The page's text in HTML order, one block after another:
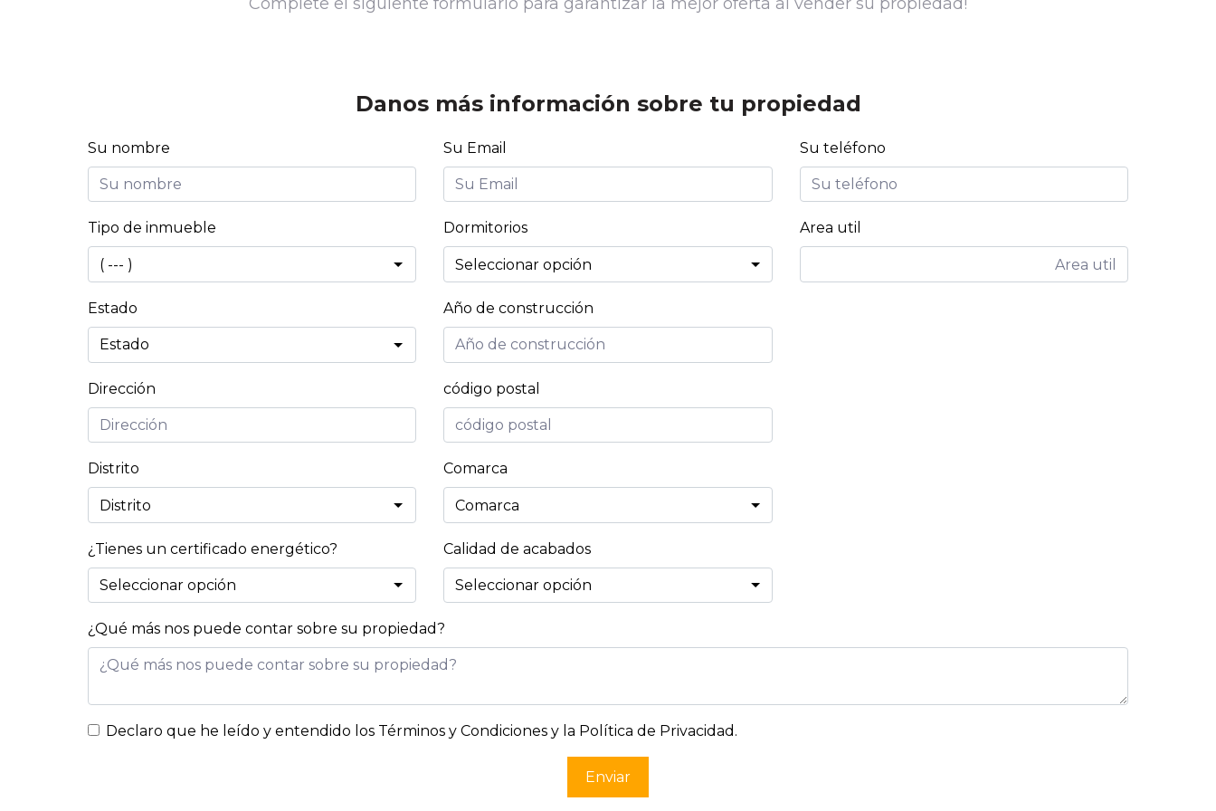
Danos más información sobre tu propiedad
Su nombre Su Email Su teléfono
Tipo de inmueble Dormitorios Area util
Estado Año de construcción
Dirección código postal
Distrito Comarca
¿Tienes un certificado energético? Calidad de acabados
¿Qué más nos puede contar sobre su propiedad?
Declaro que he leído y entendido los Términos y Condiciones y la Política de Privacidad .
Enviar